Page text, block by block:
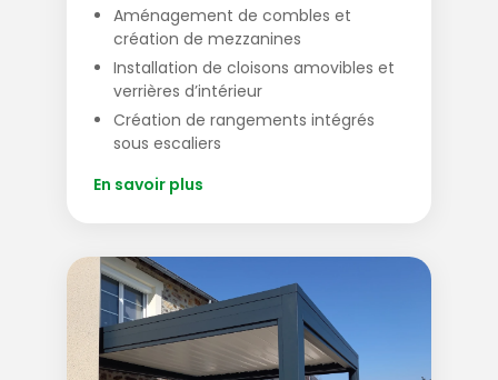
Aménagement de combles et
création de mezzanines
Installation de cloisons amovibles et
verrières d’intérieur
Création de rangements intégrés
sous escaliers
En savoir plus